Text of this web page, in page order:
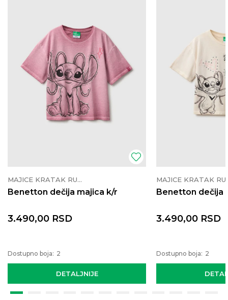
MAJICE KRATAK RUKAV
Benetton dečija majica k/r
DETALJNIJE
3.490,00 RSD
Dostupno boja: 2
Benetton dečija
3.490,00 RSD
Dostupno boja: 2